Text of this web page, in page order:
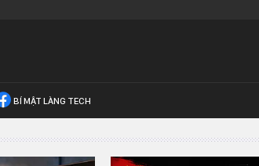
BÍ MẬT LÀNG TECH